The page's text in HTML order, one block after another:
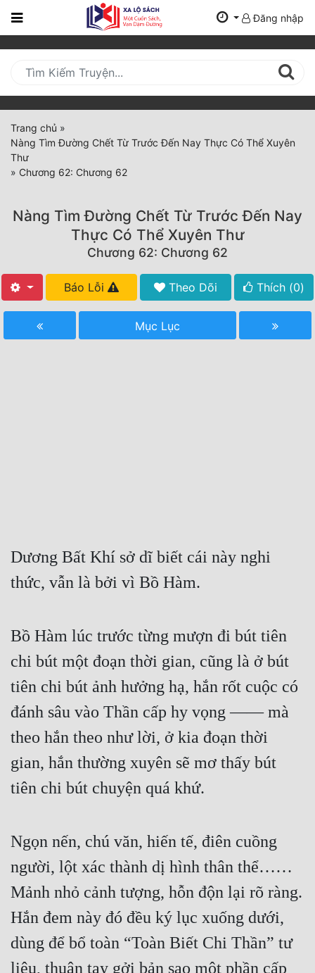
Trang
Mới
Cập
Nhật
(current)
BXH
Hoàn Thành
Free
Cung Đấu
Cạnh Kỹ
Cổ Đại
Du Hí
Gia Đấu
Góc Nhìn Nữ
Huyền Huyễn
Huyền Nghi
Huyền Ảo
Hài Hước
Đăng nhập
Trang chủ »
Nàng Tìm Đường Chết Từ Trước Đến Nay Thực Có Thể Xuyên
Thư
» Chương 62: Chương 62
Nàng Tìm Đường Chết Từ Trước Đến Nay
Thực Có Thể Xuyên Thư
Chương 62: Chương 62
Báo Lỗi Theo Dõi Thích (0)
Mục Lục
Dương Bất Khí sở dĩ biết cái này nghi
thức, vẫn là bởi vì Bồ Hàm.
Bồ Hàm lúc trước từng mượn đi bút tiên
chi bút một đoạn thời gian, cũng là ở bút
tiên chi bút ảnh hưởng hạ, hắn rốt cuộc có
đánh sâu vào Thần cấp hy vọng —— mà
theo hắn theo như lời, ở kia đoạn thời
gian, hắn thường xuyên sẽ mơ thấy bút
tiên chi bút chuyện quá khứ.
Ngọn nến, chú văn, hiến tế, điên cuồng
người, lột xác thành dị hình thân thể……
Mảnh nhỏ cảnh tượng, hỗn độn lại rõ ràng.
Hắn đem này đó đều ký lục xuống dưới,
dùng để bổ toàn “Toàn Biết Chi Thần” tư
liệu, thuận tay gởi bản sao một phần cấp